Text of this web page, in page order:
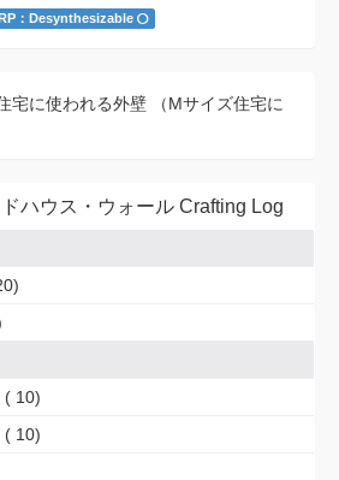
：Desynthesizable
宅に使われる外壁 （Mサイズ住宅に
ハウス・ウォール Crafting Log
( 10)
( 10)